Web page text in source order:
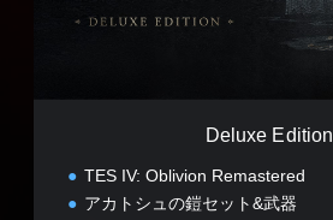
o
Deluxe Edition
TES IV: Oblivion Remastered
アカトシュの鎧セット&武器